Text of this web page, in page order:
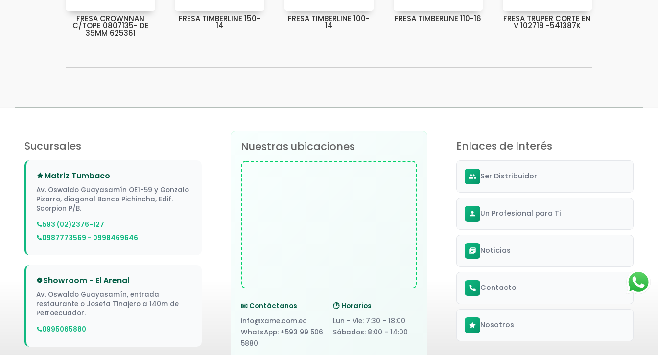
FRESA CROWNNAN
C/TOPE 0807135- DE
35MM 625361
FRESA TIMBERLINE 150-
14
FRESA TIMBERLINE 100-
14
FRESA TIMBERLINE 110-16 FRESA TRUPER CORTE EN
V 102718 -541387K
Sucursales
Matriz Tumbaco
Av. Oswaldo Guayasamín OE1-59 y Gonzalo
Pizarro, diagonal Banco Pichincha, Edif.
Scorpion P/B.
593 (02)2376-127
0987773569 - 0998469646
Showroom - El Arenal
Av. Oswaldo Guayasamín, entrada
restaurante o Josefa Tinajero a 140m de
Petroecuador.
0995065880
Nuestras ubicaciones
📧 Contáctanos
info@xame.com.ec
WhatsApp: +593 99 506
5880
🕐 Horarios
Lun - Vie: 7:30 - 18:00
Sábados: 8:00 - 14:00
Enlaces de Interés
Ser Distribuidor
Un Profesional para Ti
Noticias
Contacto
Nosotros